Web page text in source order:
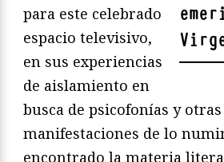
para este celebrado
espacio televisivo,
en sus experiencias
de aislamiento en
busca de psicofonías y otras
manifestaciones de lo
encontrado la materia